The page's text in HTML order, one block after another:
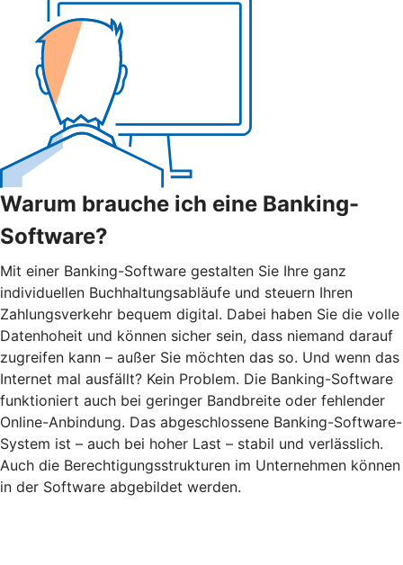
Warum brauche ich eine Banking-
Software?
Mit einer Banking-Software gestalten Sie Ihre ganz
individuellen Buchhaltungsabläufe und steuern Ihren
Zahlungsverkehr bequem digital. Dabei haben Sie die volle
Datenhoheit und können sicher sein, dass niemand darauf
zugreifen kann – außer Sie möchten das so. Und wenn das
Internet mal ausfällt? Kein Problem. Die Banking-Software
funktioniert auch bei geringer Bandbreite oder fehlender
Online-Anbindung. Das abgeschlossene Banking-Software-
System ist – auch bei hoher Last – stabil und verlässlich.
Auch die Berechtigungsstrukturen im Unternehmen können
in der Software abgebildet werden.